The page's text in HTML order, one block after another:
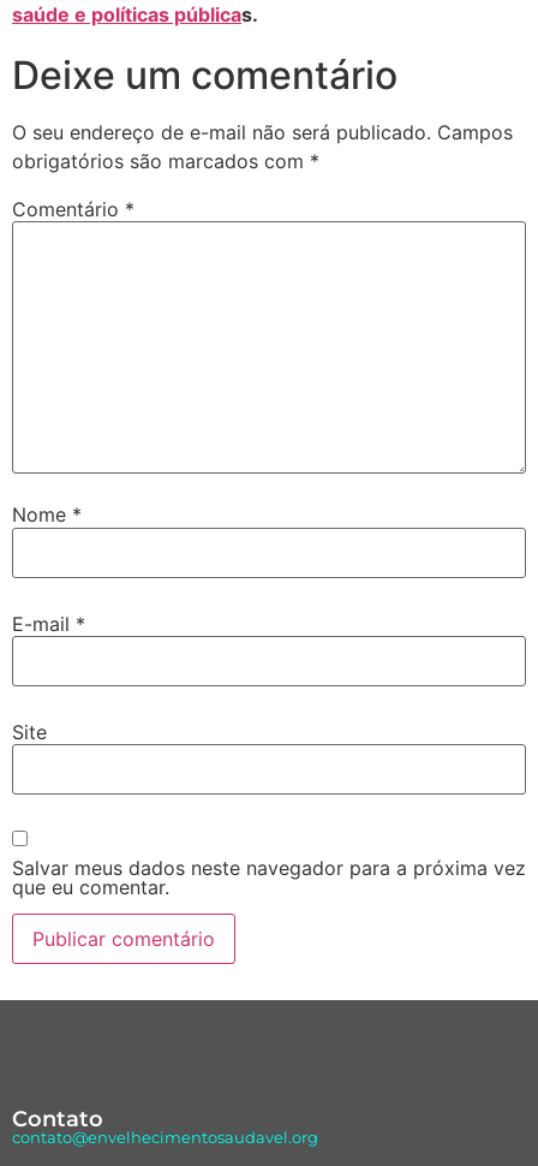
saúde e políticas públicas.
Deixe um comentário
O seu endereço de e-mail não será publicado. Campos
obrigatórios são marcados com *
Comentário *
Nome *
E-mail *
Site
Salvar meus dados neste navegador para a próxima vez
que eu comentar.
Contato
contato@envelhecimentosaudavel.org